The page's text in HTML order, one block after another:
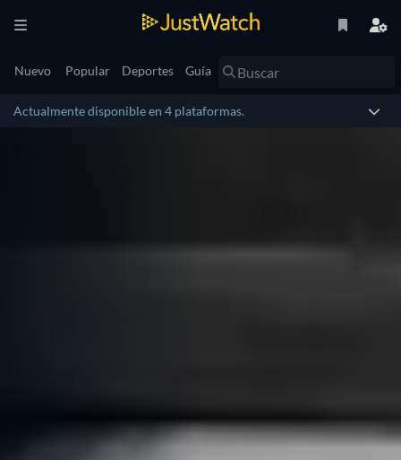
Nuevo Popular Deportes Guía
Actualmente disponible en 4 plataformas.